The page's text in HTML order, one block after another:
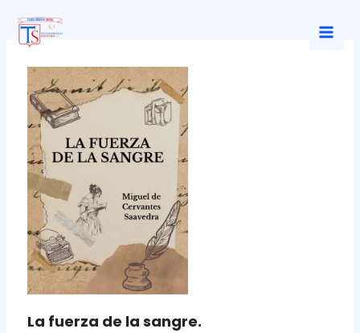
contenido
La fuerza de la sangre.